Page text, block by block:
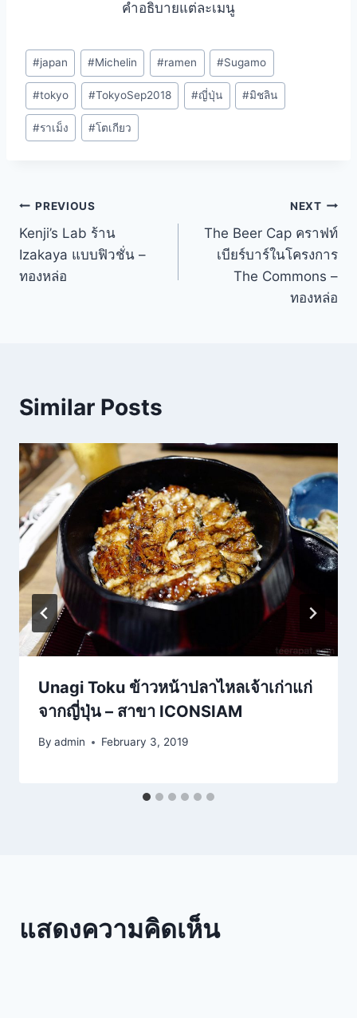
คำอธิบายแต่ละเมนู
Post
Tags:
#japan #Michelin #ramen #Sugamo
#tokyo #TokyoSep2018 #ญี่ปุ่น #มิชลิน
#ราเม็ง #โตเกียว
Post
navigation
PREVIOUS
Kenji’s Lab ร้าน
Izakaya แบบฟิวชั่น –
ทองหล่อ
NEXT
The Beer Cap คราฟท์
เบียร์บาร์ในโครงการ
The Commons –
ทองหล่อ
Similar Posts
Unagi Toku ข้าวหน้าปลาไหลเจ้าเก่าแก่
จากญี่ปุ่น – สาขา ICONSIAM
By admin February 3, 2019
แสดงความคิดเห็น